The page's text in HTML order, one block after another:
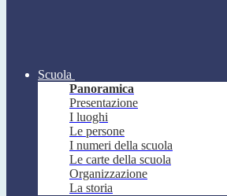
Scuola
Panoramica
Presentazione
I luoghi
Le persone
I numeri della scuola
Le carte della scuola
Organizzazione
La storia